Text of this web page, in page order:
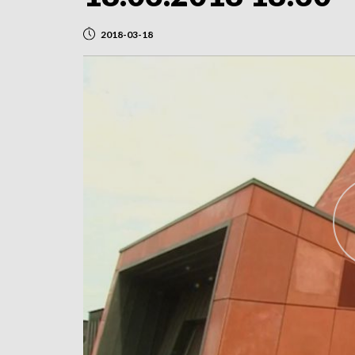
2018-03-18